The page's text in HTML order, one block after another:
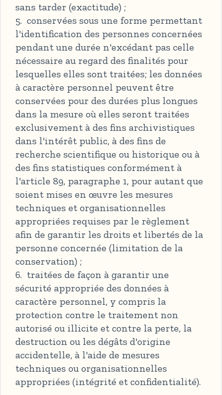
sans tarder (exactitude) ;
5. conservées sous une forme permettant
l'identification des personnes concernées
pendant une durée n'excédant pas celle
nécessaire au regard des finalités pour
lesquelles elles sont traitées; les données
à caractère personnel peuvent être
conservées pour des durées plus longues
dans la mesure où elles seront traitées
exclusivement à des fins archivistiques
dans l'intérêt public, à des fins de
recherche scientifique ou historique ou à
des fins statistiques conformément à
l'article 89, paragraphe 1, pour autant que
soient mises en œuvre les mesures
techniques et organisationnelles
appropriées requises par le règlement
afin de garantir les droits et libertés de la
personne concernée (limitation de la
conservation) ;
6. traitées de façon à garantir une
sécurité appropriée des données à
caractère personnel, y compris la
protection contre le traitement non
autorisé ou illicite et contre la perte, la
destruction ou les dégâts d'origine
accidentelle, à l'aide de mesures
techniques ou organisationnelles
appropriées (intégrité et confidentialité).